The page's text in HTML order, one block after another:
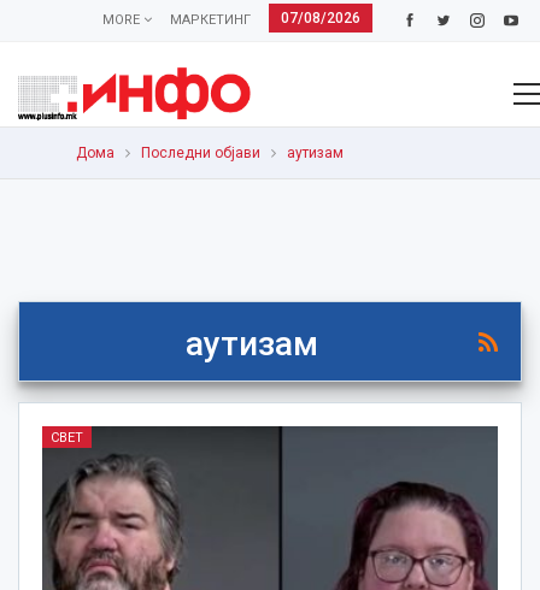
07/08/2026
МАРКЕТИНГ
MORE
Дома Последни објави аутизам
аутизам
СВЕТ